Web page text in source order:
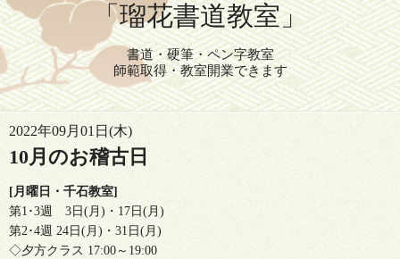
「瑠花書道教室」
書道・硬筆・ペン字教室
師範取得・教室開業できます
2022年09月01日(木)
10月のお稽古日
[月曜日・千石教室]
第1･3週 3日(月)・17日(月)
第2･4週 24日(月)・31日(月)
◇夕方クラス 17:00～19:00